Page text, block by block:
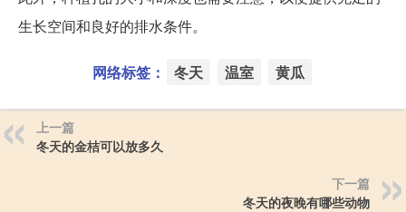
生长空间和良好的排水条件。
网络标签： 冬天 温室 黄瓜
上一篇
冬天的金桔可以放多久
下一篇
冬天的夜晚有哪些动物